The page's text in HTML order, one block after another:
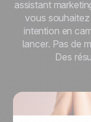
assistant
vous
intention en
lancer. Pas de
Des